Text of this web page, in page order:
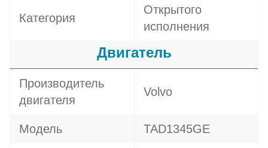
Категория
Открытого
исполнения
Двигатель
Производитель
двигателя
Volvo
Модель TAD1345GE